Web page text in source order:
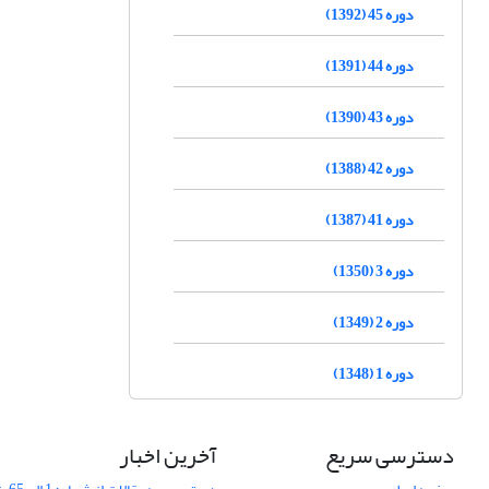
دوره 45 (1392)
دوره 44 (1391)
دوره 43 (1390)
دوره 42 (1388)
دوره 41 (1387)
دوره 3 (1350)
دوره 2 (1349)
دوره 1 (1348)
دسترسی سریع آخرین اخبار